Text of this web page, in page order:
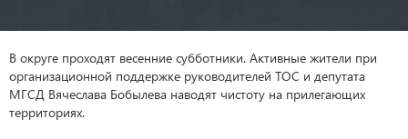
В округе проходят весенние субботники. Активные жители при
организационной поддержке руководителей ТОС и депутата
МГСД Вячеслава Бобылева наводят чистоту на прилегающих
территориях.